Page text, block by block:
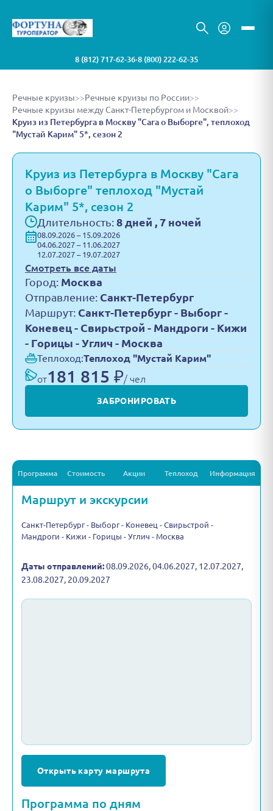
8 (812) 717-62-36•8 (800) 222-62-35
Речные круизы>>Речные круизы по России>>
Речные круизы между Санкт-Петербургом и Москвой>>
Круиз из Петербурга в Москву "Сага о Выборге", теплоход
"Мустай Карим" 5*, сезон 2
Круиз из Петербурга в Москву "Сага
о Выборге" теплоход "Мустай
Карим" 5*, сезон 2
Длительность: 8 дней , 7 ночей
08.09.2026 – 15.09.2026
04.06.2027 – 11.06.2027
12.07.2027 – 19.07.2027
Смотреть все даты
Город: Москва
Отправление: Санкт-Петербург
Маршрут: Санкт-Петербург - Выборг -
Коневец - Свирьстрой - Мандроги - Кижи
- Горицы - Углич - Москва
Теплоход:Теплоход "Мустай Карим"
от181 815 ₽/ чел
ЗАБРОНИРОВАТЬ
Программа Стоимость Акции Теплоход Информация
Маршрут и экскурсии
Санкт-Петербург - Выборг - Коневец - Свирьстрой -
Мандроги - Кижи - Горицы - Углич - Москва
Даты отправлений:08.09.2026, 04.06.2027, 12.07.2027,
23.08.2027, 20.09.2027
Открыть карту маршрута
Программа по дням